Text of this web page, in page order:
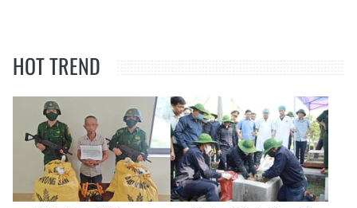
HOT TREND